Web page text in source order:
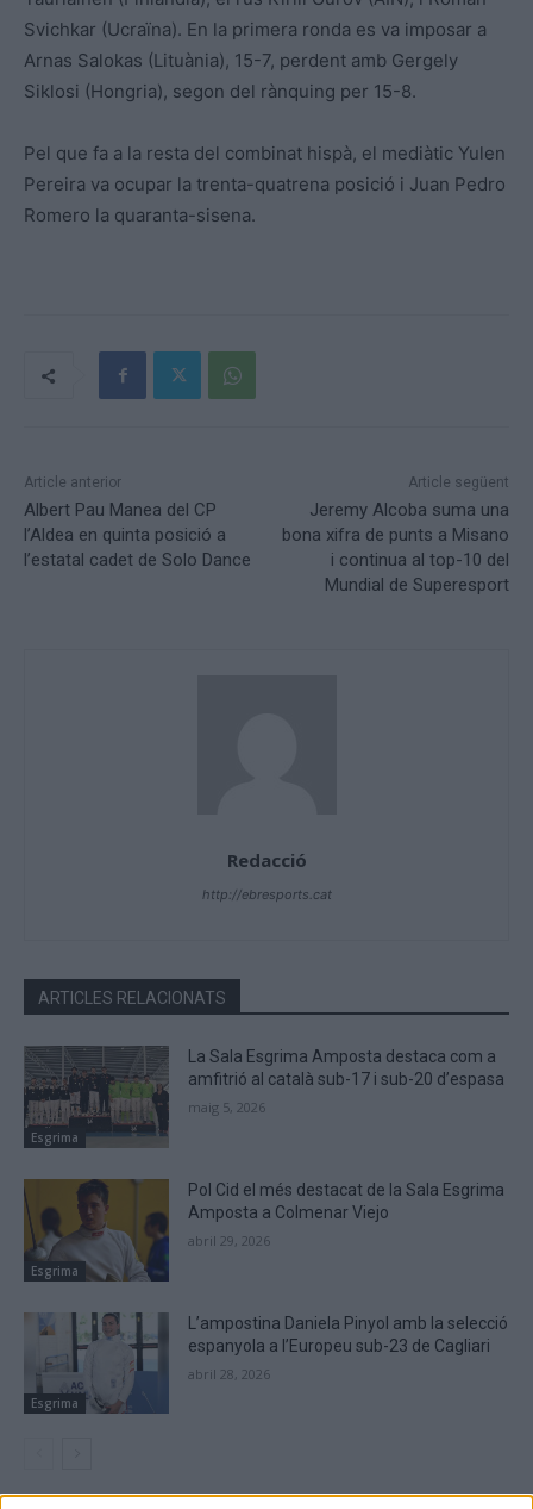
Svichkar (Ucraïna). En la primera ronda es va imposar a
Arnas Salokas (Lituània), 15-7, perdent amb Gergely
Siklosi (Hongria), segon del rànquing per 15-8.
Pel que fa a la resta del combinat hispà, el mediàtic Yulen
Pereira va ocupar la trenta-quatrena posició i Juan Pedro
Romero la quaranta-sisena.
Article anterior
Albert Pau Manea del CP
l’Aldea en quinta posició a
l’estatal cadet de Solo Dance
Article següent
Jeremy Alcoba suma una
bona xifra de punts a Misano
i continua al top-10 del
Mundial de Superesport
Redacció
http://ebresports.cat
ARTICLES RELACIONATS
Esgrima
La Sala Esgrima Amposta destaca com a
amfitrió al català sub-17 i sub-20 d’espasa
maig 5, 2026
Esgrima
Pol Cid el més destacat de la Sala Esgrima
Amposta a Colmenar Viejo
abril 29, 2026
Esgrima
L’ampostina Daniela Pinyol amb la selecció
espanyola a l’Europeu sub-23 de Cagliari
abril 28, 2026